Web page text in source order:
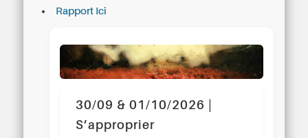
Rapport Ici
30/09 & 01/10/2026 |
S’approprier